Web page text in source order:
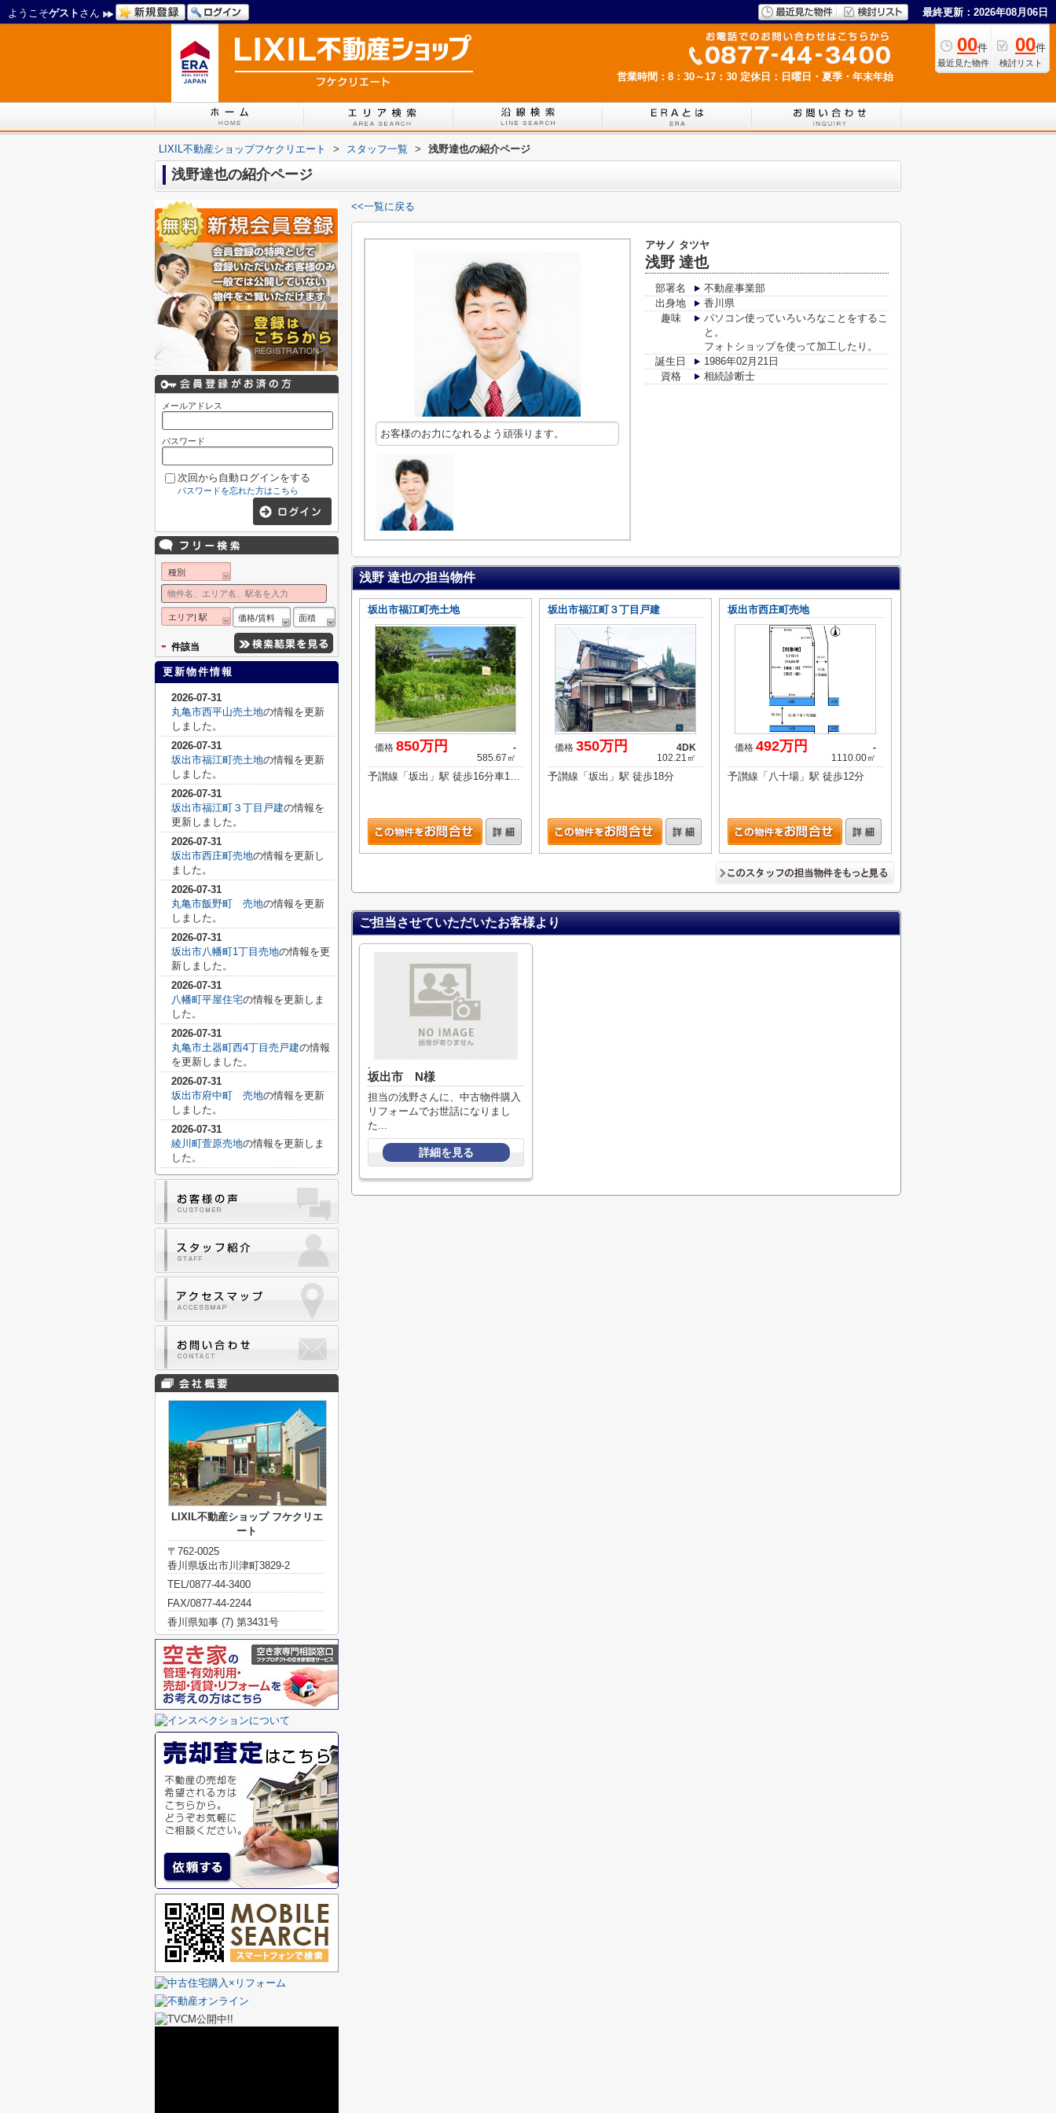
ようこそゲスト さん 最終更新：2026年08月06日
00件
最近見た物件
00件
検討リスト
営業時間：8：30～17：30 定休日：日曜日・夏季・年末年始
LIXIL不動産ショップフケクリエート > スタッフ一覧 > 浅野達也の紹介ページ
浅野達也の紹介ページ
<<一覧に戻る
お客様のお力になれるよう頑張ります。
アサノ タツヤ
浅野 達也
部署名
不動産事業部
出身地
香川県
趣味
パソコン使っていろいろなことをするこ
と。
フォトショップを使って加工したり。
誕生日
1986年02月21日
資格
相続診断士
浅野 達也の担当物件
坂出市福江町売土地
価格 850万円
-
585.67㎡
予讃線「坂出」駅 徒歩16分車10分 2.0km
坂出市福江町３丁目戸建
価格 350万円
4DK
102.21㎡
予讃線「坂出」駅 徒歩18分
坂出市西庄町売地
価格 492万円
-
1110.00㎡
予讃線「八十場」駅 徒歩12分
ご担当させていただいたお客様より
-
坂出市 N様
担当の浅野さんに、中古物件購入
リフォームでお世話になりまし
た...
詳細を見る
メールアドレス
パスワード
次回から自動ログインをする
パスワードを忘れた方はこちら
種別
エリア| 駅 価格/賃料 面積
- 件該当
更新物件情報
2026-07-31
丸亀市西平山売土地の情報を更新
しました。
2026-07-31
坂出市福江町売土地の情報を更新
しました。
2026-07-31
坂出市福江町３丁目戸建の情報を
更新しました。
2026-07-31
坂出市西庄町売地の情報を更新し
ました。
2026-07-31
丸亀市飯野町 売地の情報を更新
しました。
2026-07-31
坂出市八幡町1丁目売地の情報を更
新しました。
2026-07-31
八幡町平屋住宅の情報を更新しま
した。
2026-07-31
丸亀市土器町西4丁目売戸建の情報
を更新しました。
2026-07-31
坂出市府中町 売地の情報を更新
しました。
2026-07-31
綾川町萱原売地の情報を更新しま
した。
LIXIL不動産ショップ フケクリエ
ート
〒762-0025
香川県坂出市川津町3829-2
TEL/0877-44-3400
FAX/0877-44-2244
香川県知事 (7) 第3431号